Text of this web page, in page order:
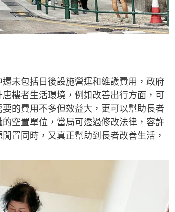
未包括日後設施營運和維護費用，政府
樓者生活環境，例如改善出行方面，可
的費用不多但效益大，更可以幫助長者
空置單位，當局可透過修改法律，容許
置同時，又真正幫助到長者改善生活，